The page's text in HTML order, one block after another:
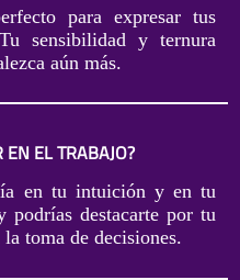
para expresar tus
sensibilidad y ternura
aún más.
EN EL TRABAJO?
en tu intuición y en tu
podrías destacarte por tu
toma de decisiones.